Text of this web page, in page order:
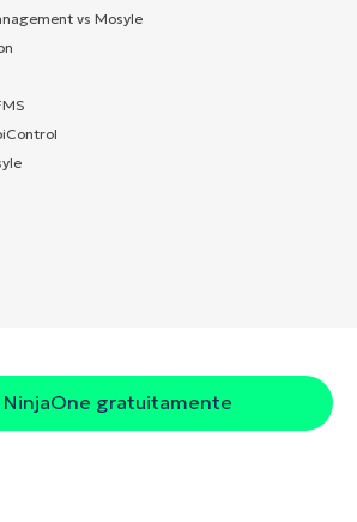
vs Mosyle
NinjaOne gratuitamente